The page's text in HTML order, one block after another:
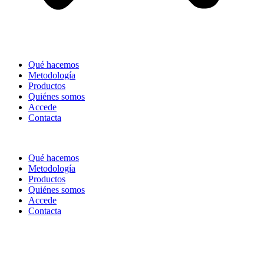
Qué hacemos
Metodología
Productos
Quiénes somos
Accede
Contacta
Qué hacemos
Metodología
Productos
Quiénes somos
Accede
Contacta